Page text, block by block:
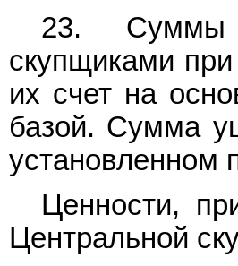
23. Суммы
скупщиками
их счет на
базой. Сумма
установленном
Ценности,
Центральной